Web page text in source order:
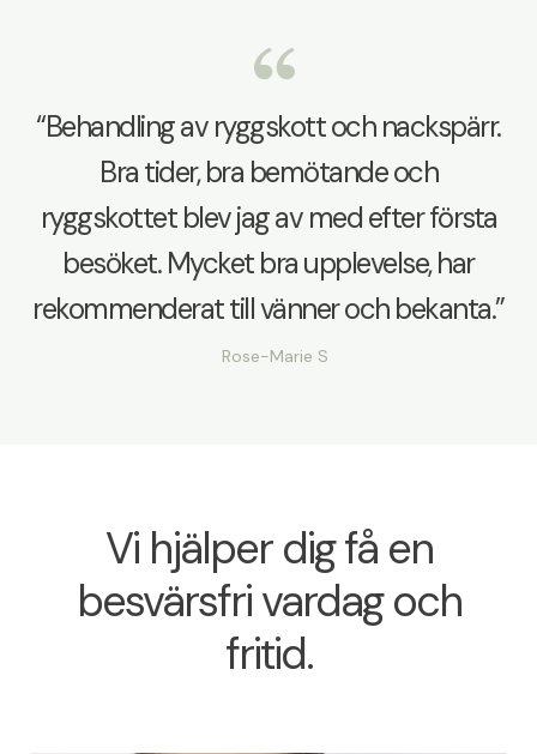
“Behandling av ryggskott och nackspärr.
Bra tider, bra bemötande och
ryggskottet blev jag av med efter första
besöket. Mycket bra upplevelse, har
rekommenderat till vänner och bekanta.”
Rose-Marie S
Vi hjälper dig få en
besvärsfri vardag och
fritid.